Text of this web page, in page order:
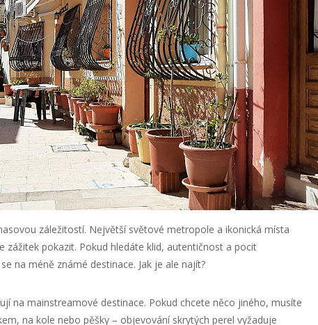
záležitostí. Největší světové metropole a ikonická místa
zážitek pokazit. Pokud hledáte klid, autentičnost a pocit
na méně známé destinace. Jak je ale najít?
na mainstreamové destinace. Pokud chcete něco jiného, musíte
na kole nebo pěšky – objevování skrytých perel vyžaduje